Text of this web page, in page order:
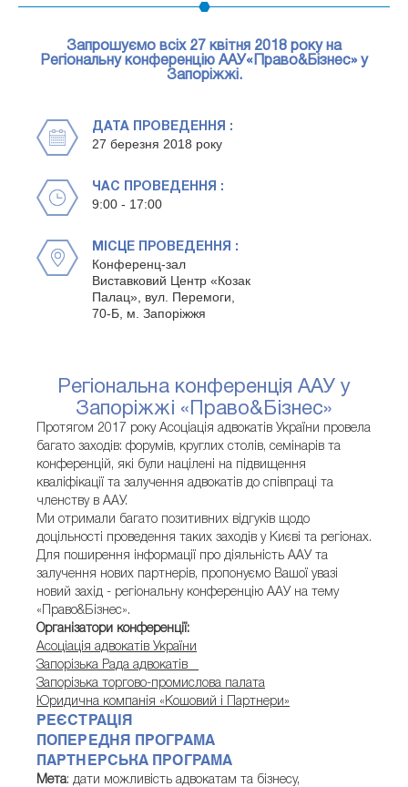
Запрошуємо всіх 27 квітня 2018 року на
Регіональну конференцію ААУ«Право&Бізнес» у
Запоріжжі.
ДАТА ПРОВЕДЕННЯ :
27 березня 2018 року
ЧАС ПРОВЕДЕННЯ :
9:00 - 17:00
МІСЦЕ ПРОВЕДЕННЯ :
Конференц-зал
Виставковий Центр «Козак
Палац», вул. Перемоги,
70-Б, м. Запоріжжя
Регіональна конференція ААУ у
Запоріжжі «Право&Бізнес»
Протягом 2017 року Асоціація адвокатів України провела
багато заходів: форумів, круглих столів, семінарів та
конференцій, які були націлені на підвищення
кваліфікації та залучення адвокатів до співпраці та
членству в ААУ.
Ми отримали багато позитивних відгуків щодо
доцільності проведення таких заходів у Києві та регіонах.
Для поширення інформації про діяльність ААУ та
залучення нових партнерів, пропонуємо Вашої увазі
новий захід - регіональну конференцію ААУ на тему
«Право&Бізнес».
Організатори конференції:
Асоціація адвокатів України
Запорізька Рада адвокатів
Запорізька торгово-промислова палата
Юридична компанія «Кошовий і Партнери»
РЕЄСТРАЦІЯ
ПОПЕРЕДНЯ ПРОГРАМА
ПАРТНЕРСЬКА ПРОГРАМА
Мета: дати можливість адвокатам та бізнесу,